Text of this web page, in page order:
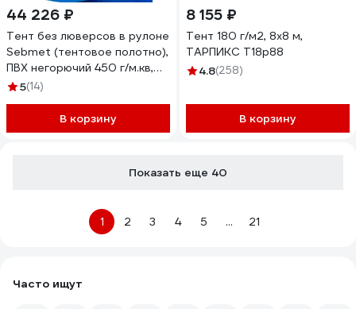
44 226 ₽
Тент без люверсов в рулоне
Sebmet (тентовое полотно),
ПВХ негорючий 450 г/м.кв,
синий, 3x65м / 195м²
5(14)
В корзину
8 155 ₽
Тент 180 г/м2, 8x8 м,
ТАРПИКС Т18р88
4.8(258)
В корзину
Показать еще 40
1 2 3 4 5 ... 21
Часто ищут